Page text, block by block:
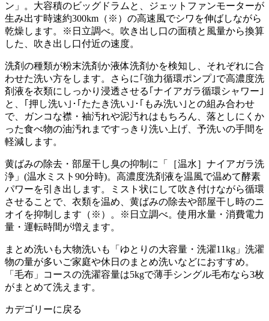
ン」。大容積のビッグドラムと、ジェットファンモーターが
生み出す時速約300km（※）の高速風でシワを伸ばしながら
乾燥します。※日立調べ。吹き出し口の面積と風量から換算
した、吹き出し口付近の速度。
洗剤の種類が粉末洗剤か液体洗剤かを検知し、それぞれに合
わせた洗い方をします。さらに｢強力循環ポンプ｣で高濃度洗
剤液を衣類にしっかり浸透させる｢ナイアガラ循環シャワー｣
と、｢押し洗い｣･｢たたき洗い｣･｢もみ洗い｣との組み合わせ
で、ガンコな襟・袖汚れや泥汚れはもちろん、落としにくか
った食べ物の油汚れまですっきり洗い上げ、予洗いの手間を
軽減します。
黄ばみの除去・部屋干し臭の抑制に「［温水］ナイアガラ洗
浄」(温水ミスト90分時)。高濃度洗剤液を温風で温めて酵素
パワーを引き出します。ミスト状にして吹き付けながら循環
させることで、衣類を温め、黄ばみの除去や部屋干し時のニ
オイを抑制します（※）。※日立調べ。使用水量・消費電力
量・運転時間が増えます。
まとめ洗いも大物洗いも「ゆとりの大容量・洗濯11kg」洗濯
物の量が多いご家庭や休日のまとめ洗いなどにおすすめ。
「毛布」コースの洗濯容量は5kgで薄手シングル毛布なら3枚
がまとめて洗えます。
カデゴリーに戻る